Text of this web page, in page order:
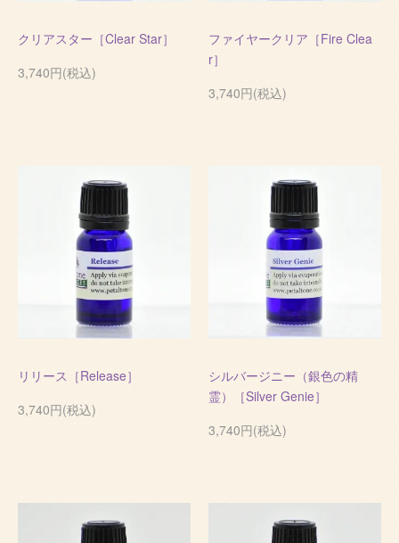
クリアスター［Clear Star］
3,740円(税込)
ファイヤークリア［Fire Clea
r］
3,740円(税込)
リリース［Release］
3,740円(税込)
シルバージニー（銀色の精
霊）［Silver Genie］
3,740円(税込)